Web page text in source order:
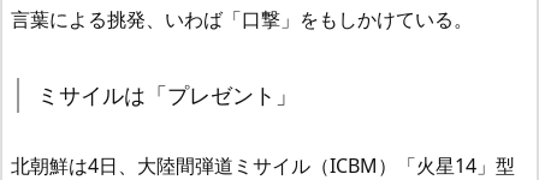
言葉による挑発、いわば「口撃」をもしかけている。
ミサイルは「プレゼント」
北朝鮮は4日、大陸間弾道ミサイル（ICBM）「火星14」型